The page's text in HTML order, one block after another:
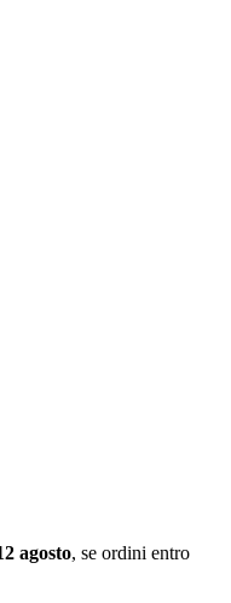
agosto, se ordini entro